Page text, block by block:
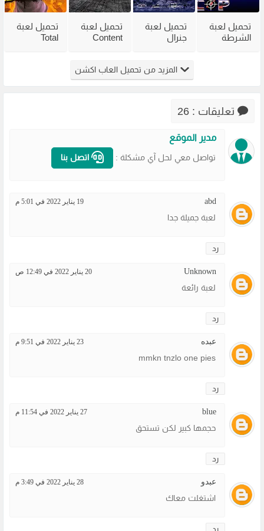
تحميل لعبة
الشرطة
تحميل لعبة
جنرال
Zero Hour
للكمبيوتر
تحميل لعبة
Content
من ميديا
فاير
تحميل لعبة
Total
مضغوطة
المزيد من تحميل العاب اكشن
تعليقات : 26
مدير الموقع
تواصل معي لحل آي مشكلة : اتصل بنا
abd 19 يناير 2022 في 5:01 م
لعبة جميلة جدا
رد
Unknown 20 يناير 2022 في 12:49 ص
لعبة رائعة
رد
عبده 23 يناير 2022 في 9:51 م
mmkn tnzlo one pies
رد
blue 27 يناير 2022 في 11:54 م
حجمها كبير لكن تستحق
رد
عبدو 28 يناير 2022 في 3:49 م
اشتغلت معاك
رد